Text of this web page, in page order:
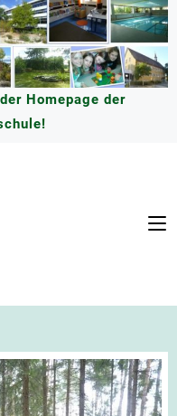
Homepage der